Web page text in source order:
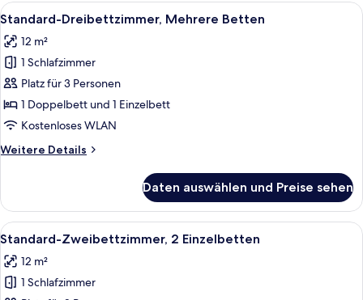
Doppelbett
Alle
Fotos
für
Standard-
Dreibettzimmer,
Mehrere
Betten
Ein Hotelzimmer mit einem großen
10
Standard-Dreibettzimmer, Mehrere Betten
12 m²
1 Schlafzimmer
Platz für 3 Personen
1 Doppelbett und 1 Einzelbett
Kostenloses WLAN
Weitere Details
Weitere
Dreibettzimmer,
Mehrere
Betten
Daten auswählen und Preise sehen
Alle
Fotos
für
Standard-
Ein Hotelzimmer mit blauer
11
Standard-Zweibettzimmer, 2 Einzelbetten
12 m²
1 Schlafzimmer